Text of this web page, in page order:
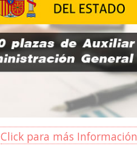
Click para más Información